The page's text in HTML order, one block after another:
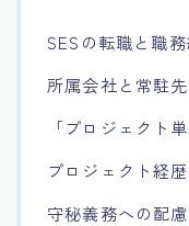
SESの転職と職
所属会社と常駐
「プロジェクト
プロジェクト経
守秘義務への配